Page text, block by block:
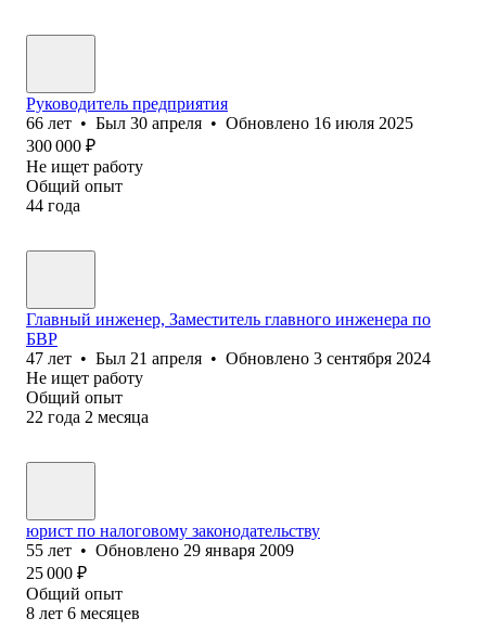
Руководитель предприятия
66 лет • Был 30 апреля • Обновлено 16 июля 2025
300 000 ₽
Не ищет работу
Общий опыт
44 года
Главный инженер, Заместитель главного инженера по
БВР
47 лет • Был 21 апреля • Обновлено 3 сентября 2024
Не ищет работу
Общий опыт
22 года 2 месяца
юрист по налоговому законодательству
55 лет • Обновлено 29 января 2009
25 000 ₽
Общий опыт
8 лет 6 месяцев